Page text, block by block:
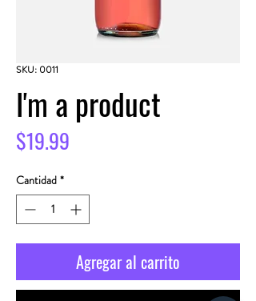
SKU: 0011
I'm a product
$19.99
Cantidad *
Agregar al carrito